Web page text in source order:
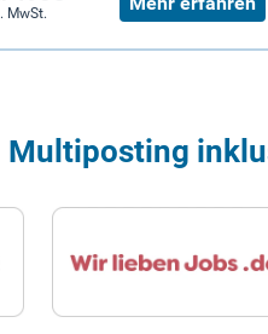
MwSt.
Multiposting